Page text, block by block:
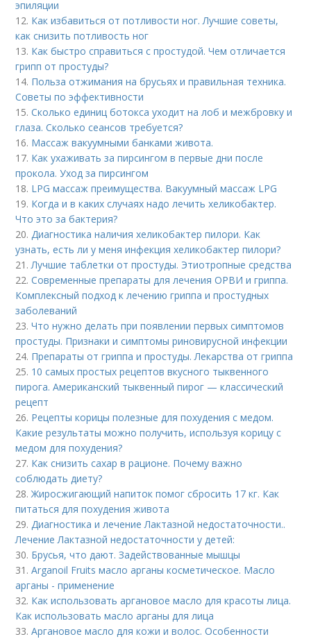
эпиляции
12. Как избавиться от потливости ног. Лучшие советы,
как снизить потливость ног
13. Как быстро справиться с простудой. Чем отличается
грипп от простуды?
14. Польза отжимания на брусьях и правильная техника.
Советы по эффективности
15.Сколько единиц ботокса уходит на лоб и межбровку и
глаза. Сколько сеансов требуется?
16. Массаж вакуумными банками живота.
17. Как ухаживать за пирсингом в первые дни после
прокола. Уход за пирсингом
18. LPG массаж преимущества. Вакуумный массаж LPG
19. Когда и в каких случаях надо лечить хеликобактер.
Что это за бактерия?
20.Диагностика наличия хеликобактер пилори. Как
узнать, есть ли у меня инфекция хеликобактер пилори?
21.Лучшие таблетки от простуды. Этиотропные средства
22.Современные препараты для лечения ОРВИ и гриппа.
Комплексный подход к лечению гриппа и простудных
заболеваний
23.Что нужно делать при появлении первых симптомов
простуды. Признаки и симптомы риновирусной инфекции
24. Препараты от гриппа и простуды. Лекарства от гриппа
25. 10 самых простых рецептов вкусного тыквенного
пирога. Американский тыквенный пирог — классический
рецепт
26. Рецепты корицы полезные для похудения с медом.
Какие результаты можно получить, используя корицу с
медом для похудения?
27. Как снизить сахар в рационе. Почему важно
соблюдать диету?
28.Жиросжигающий напиток помог сбросить 17 кг. Как
питаться для похудения живота
29.Диагностика и лечение Лактазной недостаточности..
Лечение Лактазной недостаточности у детей:
30. Брусья, что дают. Задействованные мышцы
31.Arganoil Fruits масло арганы косметическое. Масло
арганы - применение
32. Как использовать аргановое масло для красоты лица.
Как использовать масло арганы для лица
33.Аргановое масло для кожи и волос. Особенности